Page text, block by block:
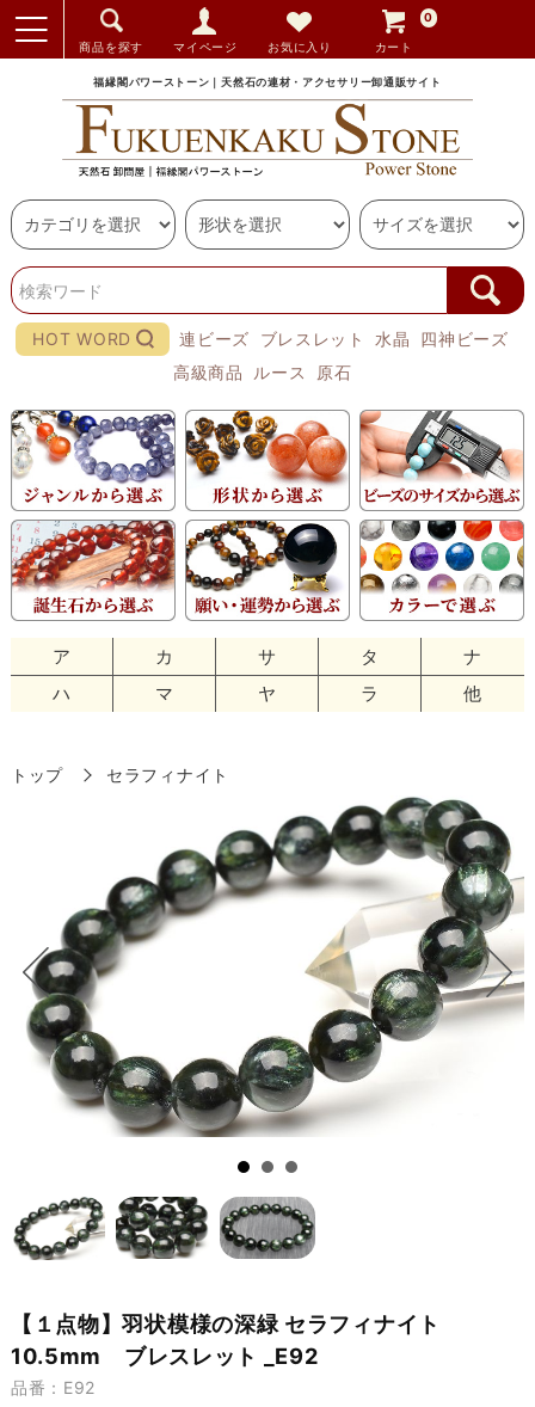
商品を探す マイページ お気に入り カート
0
福縁閣パワーストーン｜天然石の連材・アクセサリー卸通販サイト
HOT WORD 連ビーズ ブレスレット 水晶
四神ビーズ
高級商品
ルース 原石
ア カ サ タ
ナ
ハ
マ ヤ ラ 他
トップ セラフィナイト
【１点物】羽状模様の深緑 セラフィナイト
10.5mm ブレスレット _E92
品番：E92